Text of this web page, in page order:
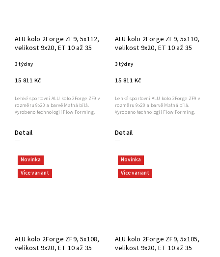
ALU kolo 2Forge ZF9, 5x112,
velikost 9x20, ET 10 až 35
3 týdny
15 811 Kč
Detail
Lehké sportovní ALU kolo 2Forge ZF9 v
rozměru 9x20 a barvě Matná bílá.
Vyrobeno technologií Flow Forming.
ALU kolo 2Forge ZF9, 5x110,
velikost 9x20, ET 10 až 35
3 týdny
15 811 Kč
Detail
Lehké sportovní ALU kolo 2Forge ZF9 v
rozměru 9x20 a barvě Matná bílá.
Vyrobeno technologií Flow Forming.
Novinka
Více variant
ALU kolo 2Forge ZF9, 5x108,
velikost 9x20, ET 10 až 35
Novinka
Více variant
ALU kolo 2Forge ZF9, 5x105,
velikost 9x20, ET 10 až 35